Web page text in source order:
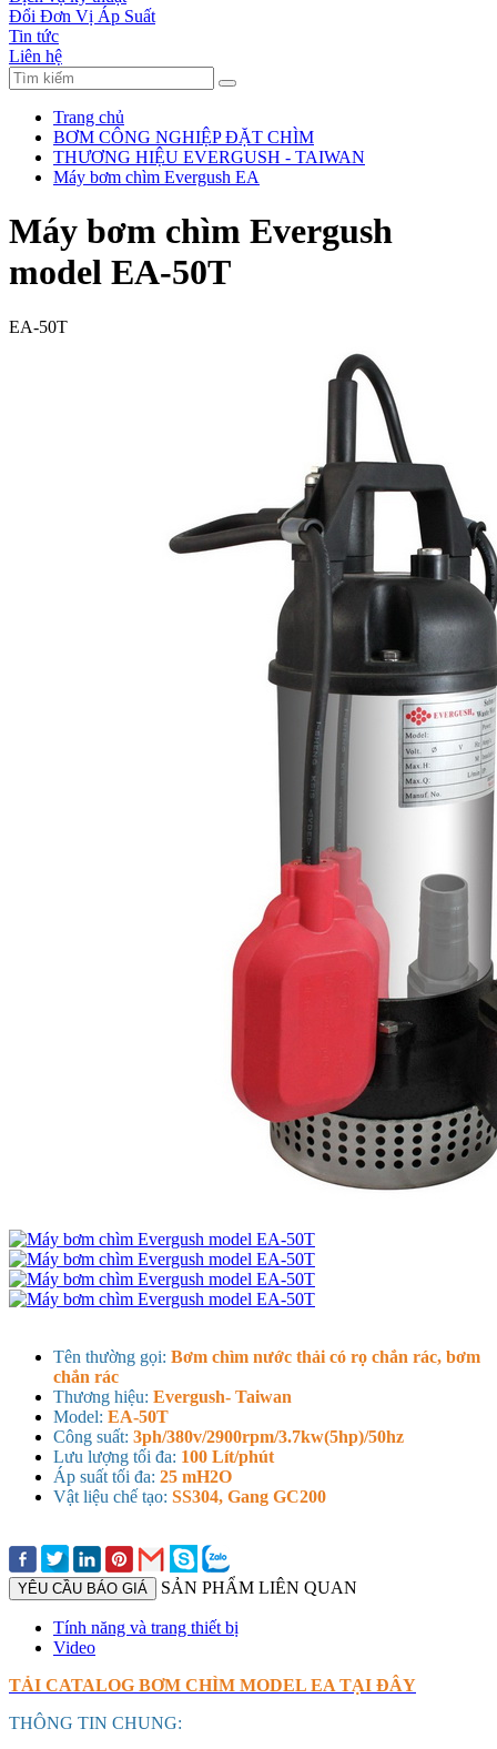
Đổi Đơn Vị Áp Suất
Tin tức
Liên hệ
Trang chủ
BƠM CÔNG NGHIỆP ĐẶT CHÌM
THƯƠNG HIỆU EVERGUSH - TAIWAN
Máy bơm chìm Evergush EA
Máy bơm chìm Evergush
model EA-50T
EA-50T
Tên thường gọi: Bơm chìm nước thải có rọ chắn rác, bơm
chắn rác
Thương hiệu: Evergush- Taiwan
Model: EA-50T
Công suất: 3ph/380v/2900rpm/3.7kw(5hp)/50hz
Lưu lượng tối đa: 100 Lít/phút
Áp suất tối đa: 25 mH2O
Vật liệu chế tạo: SS304, Gang GC200
YÊU CẦU BÁO GIÁ SẢN PHẨM LIÊN QUAN
Tính năng và trang thiết bị
Video
TẢI CATALOG BƠM CHÌM MODEL EA TẠI ĐÂY
THÔNG TIN CHUNG: